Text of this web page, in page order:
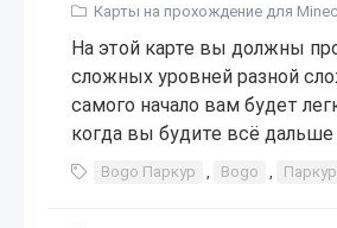
Карты на прохождение для
На этой карте вы должны
сложных уровней разной
самого начало вам будет
когда вы будите всё дальше
Bogo Паркур , Bogo , Паркур